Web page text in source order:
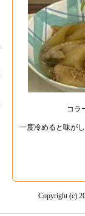
コラ
一度冷めると味が
Copyright (c)